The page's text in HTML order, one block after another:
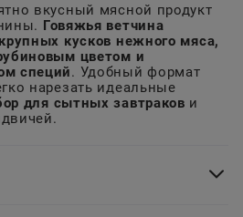
вкусный мясной продукт
Говяжья ветчина
кусков нежного мяса,
цветом и
специй. Удобный формат
нарезать идеальные
для сытных завтраков и